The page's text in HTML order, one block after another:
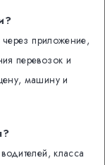
приложение,
перевозок и
машину и
класса